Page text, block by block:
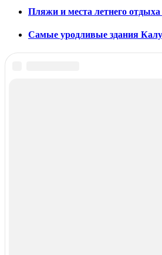
Пляжи и места летнего
Самые уродливые здания